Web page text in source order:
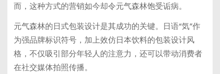
而，这种方式的营销如今却令元气森林饱受诟病。
元气森林的日式包装设计是其成功的关键。日语“気”作
为强品牌标识符号，加上效仿日本饮料的包装设计风
格，不仅吸引部分年轻人的注意力，还可以带动消费者
在社交媒体拍照传播。